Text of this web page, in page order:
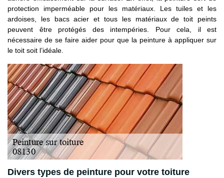
protection imperméable pour les matériaux. Les tuiles et les
ardoises, les bacs acier et tous les matériaux de toit peints
peuvent être protégés des intempéries. Pour cela, il est
nécessaire de se faire aider pour que la peinture à appliquer sur
le toit soit l’idéale.
Divers types de peinture pour votre toiture